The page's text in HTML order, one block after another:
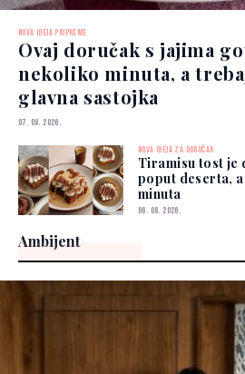
NOVA IDEJA PRIPREME
Ovaj doručak s jajima
nekoliko minuta, a
glavna sastojka
07. 08. 2026.
NOVA IDEJA ZA DORUČAK
Tiramisu tost je
poput deserta,
minuta
06. 08. 2026.
Ambijent